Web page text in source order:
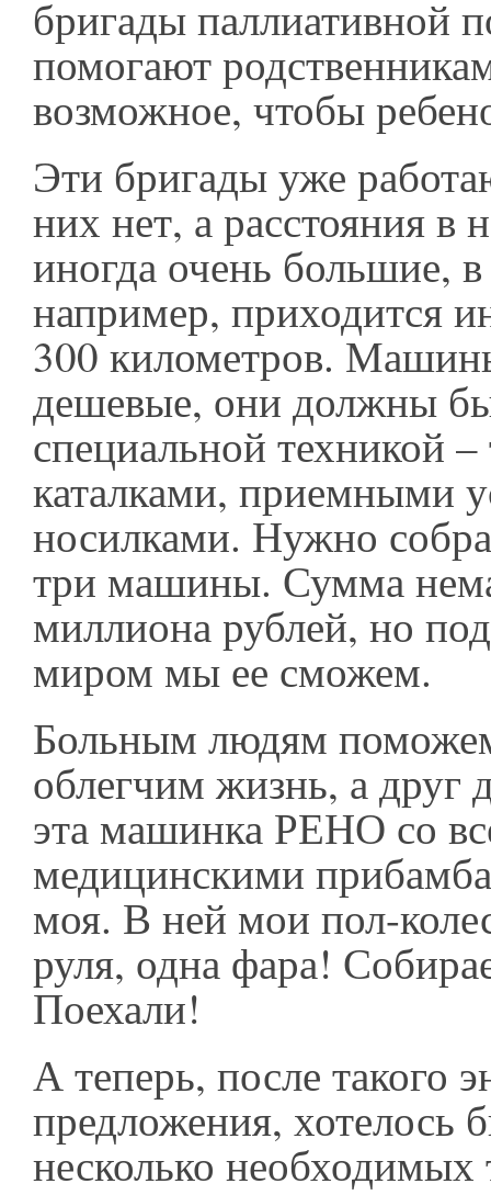
бригады паллиативной
помогают
возможное, чтобы
Эти бригады уже
них нет, а расстояния в
иногда очень большие,
например, приходится
300 километров.
дешевые, они должны
специальной техникой
каталками, приемными
носилками. Нужно
три машины. Сумма
миллиона рублей, но
миром мы ее сможем.
Больным людям
облегчим жизнь, а друг
эта машинка РЕНО со
медицинскими
моя. В ней мои пол-
руля, одна фара!
Поехали!
А теперь, после такого
предложения, хотелось
несколько необходимых